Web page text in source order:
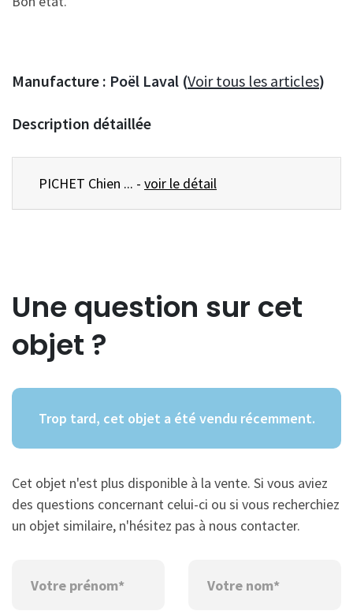
Manufacture : Poël Laval (Voir tous les articles)
Description détaillée
PICHET Chien ... - voir le détail
Une question sur cet
objet ?
Trop tard, cet objet a été vendu récemment.
Cet objet n'est plus disponible à la vente. Si vous aviez
des questions concernant celui-ci ou si vous recherchiez
un objet similaire, n'hésitez pas à nous contacter.